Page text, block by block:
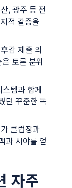
, 광주 등 전
적 갈증을
감 제출 의
토론 분위
템과 함께
던 꾸준한 독
클럽장과
과 시야를 얻
자주